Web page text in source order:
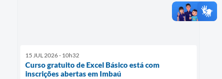
15 JUL 2026 - 10h32
Curso gratuito de Excel Básico está com
inscrições abertas em Imbaú